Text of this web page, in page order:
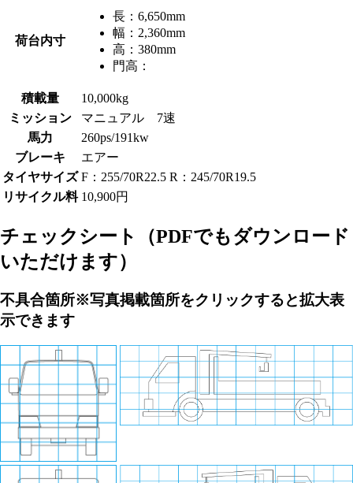
荷台内寸
長： 6,650mm
幅： 2,360mm
高： 380mm
門高：
積載量
10,000kg
ミッション
マニュアル 7速
馬力
260ps/191kw
ブレーキ
エアー
タイヤサイズ F：255/70R22.5 R：245/70R19.5
リサイクル料 10,900円
チェックシート
（PDFでもダウンロード
いただけます）
不具合箇所※写真掲載箇所をクリックすると拡大表
示できます